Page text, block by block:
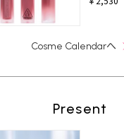
Cosme Calendarへ
Present